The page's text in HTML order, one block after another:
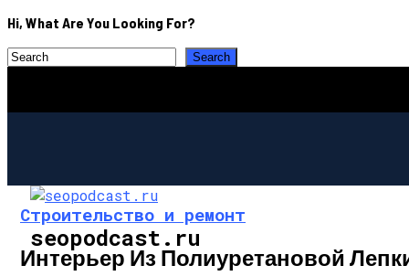
Hi, What Are You Looking For?
seopodcast.ru
Строительство и ремонт
Интерьер Из Полиуретановой